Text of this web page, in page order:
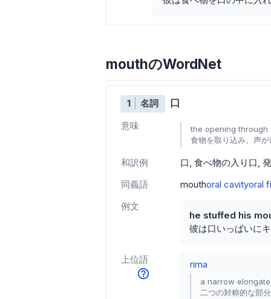
mouthのWordNet
1 名詞 口
意味
the opening
食物を取り込み、声
和訳例 口 食べ物の入り口
同義語
mouthoral cavityoral
例文
he stuffed his
彼は口いっぱいに
上位語 rima
a narrow
二つの対称的な部